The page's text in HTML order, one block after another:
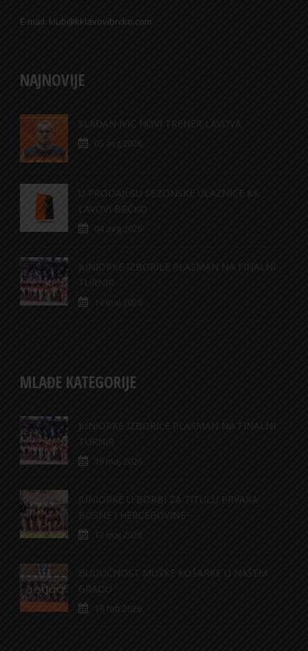
E-mail: klub@kklavovibrcko.com
NAJNOVIJE
SLAĐAN IVIĆ NOVI TRENER LAVOVA
05 avg 2026
U PRODAJI SU SEZONSKE ULAZNICE KK
LAVOVI BRČKO
04 avg 2026
JUNIORKE IZBORILE PLASMAN NA FINALNI
TURNIR
19 maj 2026
MLAĐE KATEGORIJE
JUNIORKE IZBORILE PLASMAN NA FINALNI
TURNIR
19 maj 2026
JUNIORKE U BORBI ZA TITULU PRVAKA
BOSNE I HERCEGOVINE
12 maj 2026
BUDUĆNOST MUŠKE KOŠARKE U NAŠEM
GRADU
19 feb 2026